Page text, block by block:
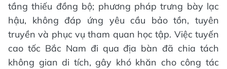
tầng thiếu đồng bộ; phương pháp trưng bày lạc
hậu, không đáp ứng yêu cầu bảo tồn, tuyên
truyền và phục vụ tham quan học tập. Việc tuyến
cao tốc Bắc Nam đi qua địa bàn đã chia tách
không gian di tích, gây khó khăn cho công tác